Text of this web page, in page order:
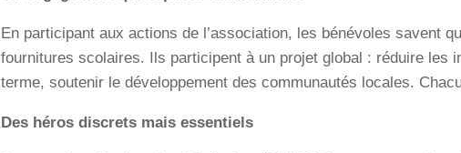
En participant aux actions de l’association, les bénévoles savent
fournitures scolaires. Ils participent à un projet global : réduire les
terme, soutenir le développement des communautés locales.
Des héros discrets mais essentiels